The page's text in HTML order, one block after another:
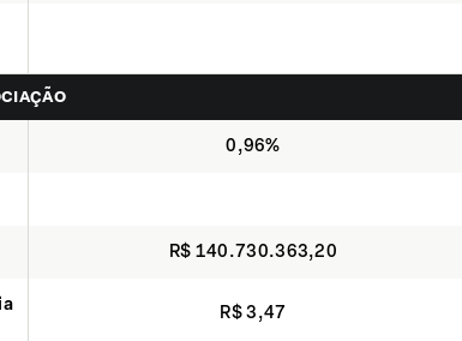
0,96%
R$ 140.730.363,20
R$ 3,47